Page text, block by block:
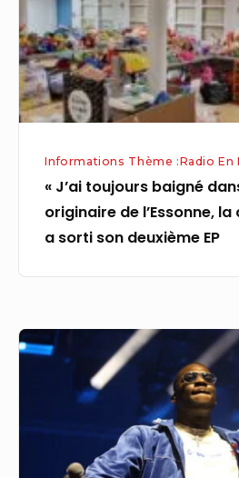
musique »
:
originaire
de
l’Essonne,
chanteuse
Alicie
sorti
Informations Thème :Radio En
« J’ai toujours baigné
originaire de l’Essonne,
a sorti son deuxième EP
Un
concert
exceptionnel
Vegedream